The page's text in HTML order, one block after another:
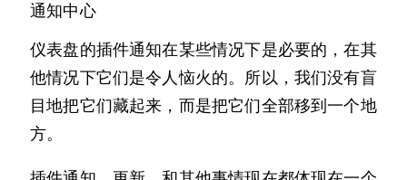
通知中心
仪表盘的插件通知在某些情况下是必要的，在其
他情况下它们是令人恼火的。所以，我们没有盲
目地把它们藏起来，而是把它们全部移到一个地
方。